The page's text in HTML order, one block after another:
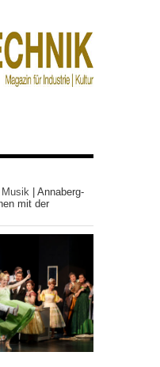
Musik
Annaberg-
mit der